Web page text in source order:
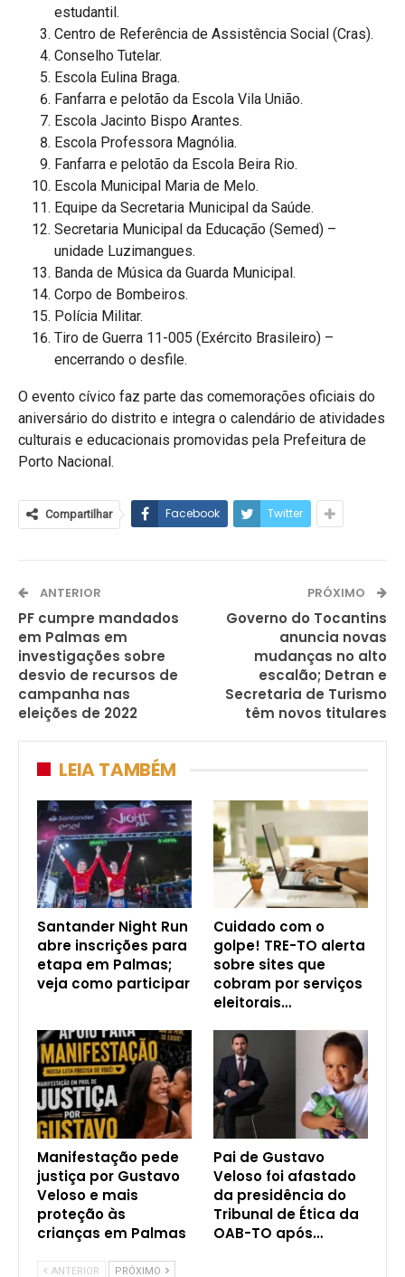
estudantil.
Centro de Referência de Assistência Social (Cras).
Conselho Tutelar.
Escola Eulina Braga.
Fanfarra e pelotão da Escola Vila União.
Escola Jacinto Bispo Arantes.
Escola Professora Magnólia.
Fanfarra e pelotão da Escola Beira Rio.
Escola Municipal Maria de Melo.
Equipe da Secretaria Municipal da Saúde.
Secretaria Municipal da Educação (Semed) –
unidade Luzimangues.
Banda de Música da Guarda Municipal.
Corpo de Bombeiros.
Polícia Militar.
Tiro de Guerra 11-005 (Exército Brasileiro) –
encerrando o desfile.
O evento cívico faz parte das comemorações oficiais do
aniversário do distrito e integra o calendário de atividades
culturais e educacionais promovidas pela Prefeitura de
Porto Nacional.
Compartilhar Facebook Twitter
ANTERIOR
PF cumpre mandados
em Palmas em
investigações sobre
desvio de recursos de
campanha nas
eleições de 2022
PRÓXIMO
Governo do Tocantins
anuncia novas
mudanças no alto
escalão; Detran e
Secretaria de Turismo
têm novos titulares
LEIA TAMBÉM
Santander Night Run
abre inscrições para
etapa em Palmas;
veja como participar
Cuidado com o
golpe! TRE-TO alerta
sobre sites que
cobram por serviços
eleitorais…
Manifestação pede
justiça por Gustavo
Veloso e mais
proteção às
crianças em Palmas
Pai de Gustavo
Veloso foi afastado
da presidência do
Tribunal de Ética da
OAB-TO após…
ANTERIOR PRÓXIMO